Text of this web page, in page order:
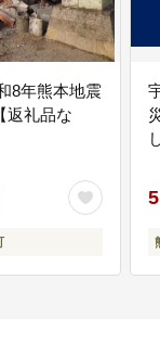
8年熊本地震
返礼品な